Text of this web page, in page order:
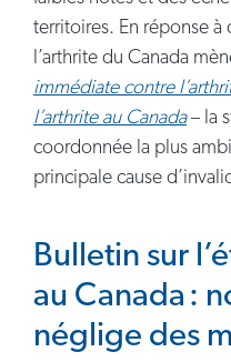
territoires. En réponse à
l’arthrite du Canada
immédiate contre
l’arthrite au Canada– la
coordonnée la plus
principale cause
Bulletin sur
au Canada :
néglige des